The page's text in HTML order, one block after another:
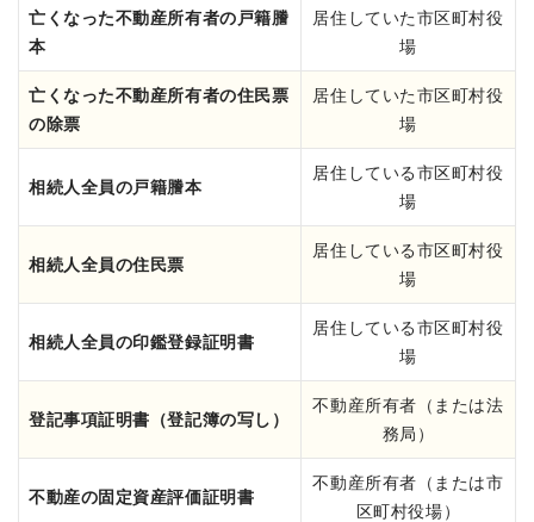
亡くなった不動産所有者の戸籍謄
本
居住していた市区町村役
場
亡くなった不動産所有者の住民票
の除票
居住していた市区町村役
場
相続人全員の戸籍謄本
居住している市区町村役
場
相続人全員の住民票
居住している市区町村役
場
相続人全員の印鑑登録証明書
居住している市区町村役
場
登記事項証明書（登記簿の写し）
不動産所有者（または法
務局）
不動産の固定資産評価証明書
不動産所有者（または市
区町村役場）